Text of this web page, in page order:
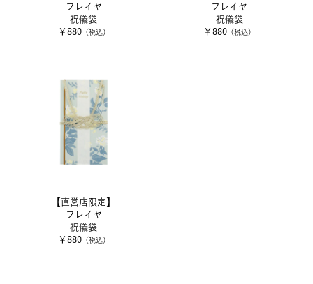
フレイヤ
祝儀袋
￥880（税込）
フレイヤ
祝儀袋
￥880 （税込）
【直営店限定】
フレイヤ
祝儀袋
￥880（税込）